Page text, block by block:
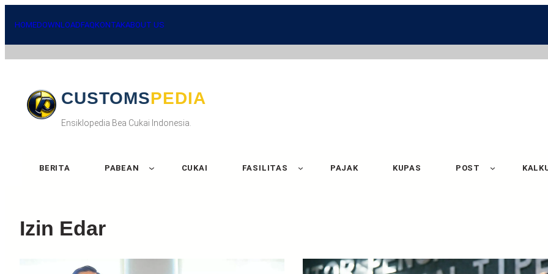
HOMEDOWNLOADFAQKONTAKABOUT US
CUSTOMSPEDIA
Ensiklopedia Bea Cukai Indonesia.
BERITA PABEAN CUKAI FASILITAS PAJAK KUPAS POST
Izin Edar